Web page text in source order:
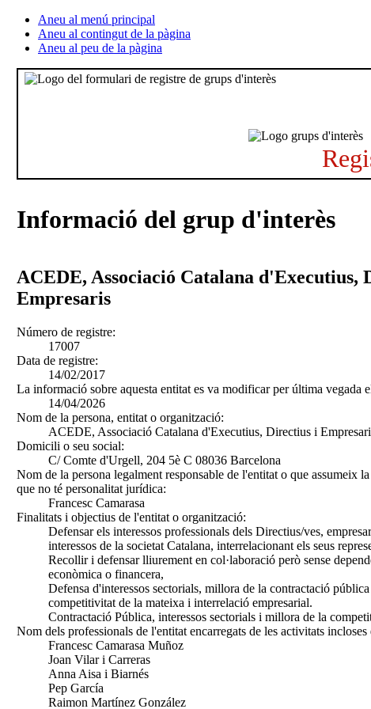
Aneu al menú principal
Aneu al contingut de la pàgina
Aneu al peu de la pàgina
Informació del grup d'interès
ACEDE, Associació Catalana d'Executius,
Empresaris
Número de registre:
17007
Data de registre:
14/02/2017
La informació sobre aquesta entitat es va modificar per última vegada
14/04/2026
Nom de la persona, entitat o organització:
ACEDE, Associació Catalana d'Executius, Directius i
Domicili o seu social:
C/ Comte d'Urgell, 204 5è C 08036 Barcelona
Nom de la persona legalment responsable de l'entitat o que assumeix
que no té personalitat jurídica:
Francesc Camarasa
Finalitats i objectius de l'entitat o organització:
Defensar els interessos professionals dels Directius/ves,
interessos de la societat Catalana, interrelacionant els seus
Recollir i defensar lliurement en col·laboració però sense
econòmica o financera,
Defensa d'interessos sectorials, millora de la contractació
competitivitat de la mateixa i interrelació empresarial.
Contractació Pública, interessos sectorials i millora de la
Nom dels professionals de l'entitat encarregats de les activitats incloses
Francesc Camarasa Muñoz
Joan Vilar i Carreras
Anna Aisa i Biarnés
Pep García
Raimon Martínez González